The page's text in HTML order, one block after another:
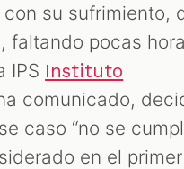
su sufrimiento,
faltando pocas
IPS Instituto
comunicado,
caso “no se
en el primer